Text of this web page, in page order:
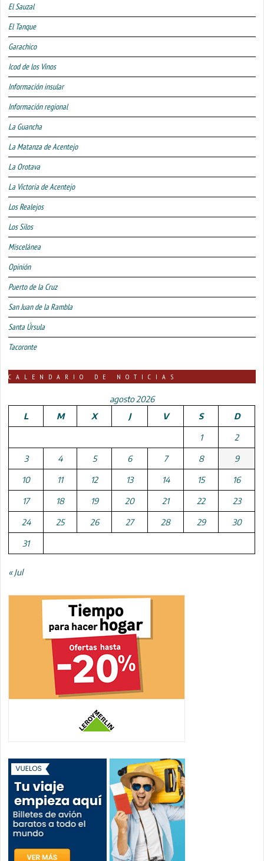
El Sauzal
El Tanque
Garachico
Icod de los Vinos
Información insular
Información regional
La Guancha
La Matanza de Acentejo
La Orotava
La Victoria de Acentejo
Los Realejos
Los Silos
Miscelánea
Opinión
Puerto de la Cruz
San Juan de la Rambla
Santa Úrsula
Tacoronte
CALENDARIO DE NOTICIAS
agosto 2026
L
M X J V S D
1 2
3 4 5 6 7 8 9
10 11 12 13 14 15 16
17 18 19 20 21 22 23
24 25 26 27 28 29 30
31
« Jul